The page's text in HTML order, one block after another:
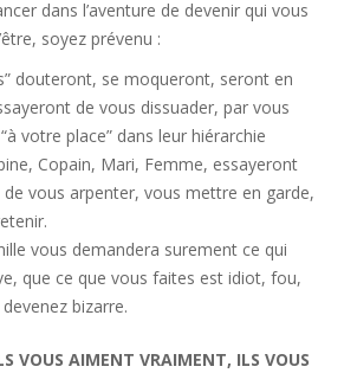
dans l’aventure de devenir qui vous
soyez prévenu :
douteront, se moqueront, seront en
de vous dissuader, par vous
votre place” dans leur hiérarchie
Copain, Mari, Femme, essayeront
vous arpenter, vous mettre en garde,
vous demandera surement ce qui
que ce que vous faites est idiot, fou,
bizarre.
VOUS AIMENT VRAIMENT, ILS VOUS